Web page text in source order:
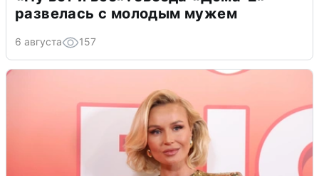
развелась с молодым мужем
6 августа 157